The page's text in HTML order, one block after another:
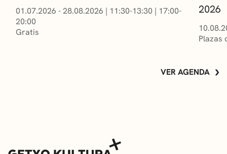
01.07.2026 - 28.08.2026 | 11:30-13:30 | 17:00-
20:00
Gratis
2026
Plazas
VER AGENDA